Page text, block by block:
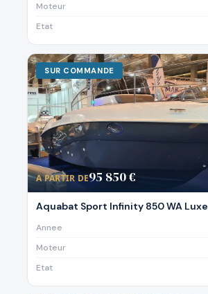
Moteur
Etat
SUR COMMANDE
A PARTIR DE95 850 €
Aquabat Sport Infinity 850 WA Luxe
Annee
Moteur
Etat